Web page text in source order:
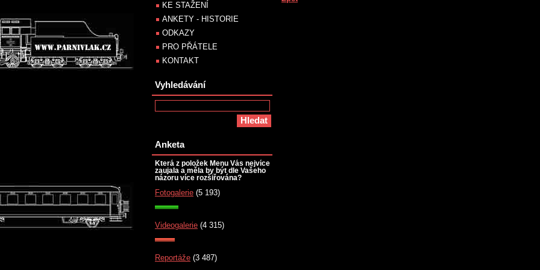
KE STAŽENÍ
ANKETY - HISTORIE
ODKAZY
PRO PŘÁTELE
KONTAKT
Vyhledávání
Anketa
Která z položek Menu Vás nejvíce
zaujala a měla by být dle Vašeho
názoru více rozšiřována?
Fotogalerie (5 193)
Videogalerie (4 315)
Reportáže (3 487)